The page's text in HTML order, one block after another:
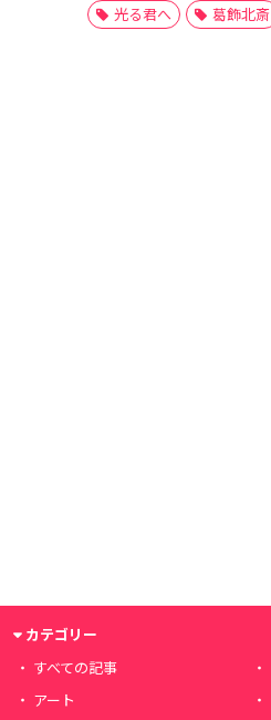
光る君へ
葛飾北斎
カテゴリー
すべての記事
アート